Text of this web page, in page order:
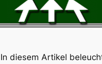
diesem Artikel